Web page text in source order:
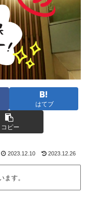
はてブ
コピー
2023.12.10 2023.12.26
す。